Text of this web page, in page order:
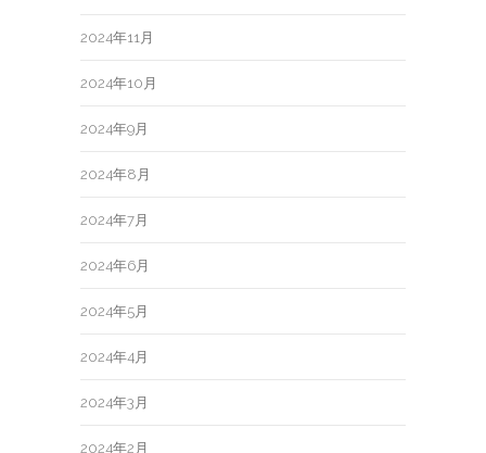
2024年11月
2024年10月
2024年9月
2024年8月
2024年7月
2024年6月
2024年5月
2024年4月
2024年3月
2024年2月